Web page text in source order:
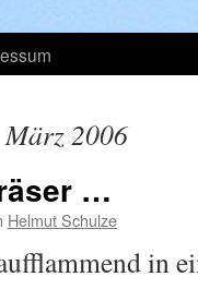
März 2006
…
Helmut Schulze
in